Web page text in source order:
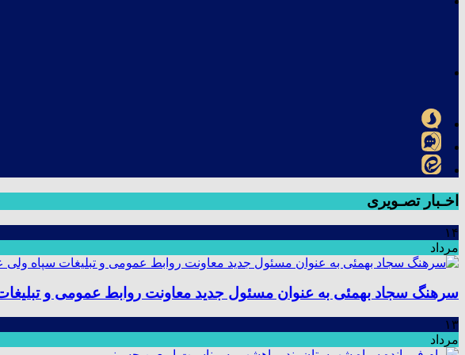
اخـبار تصـویری
۱۴
مرداد
سرهنگ سجاد بهمئی به عنوان مسئول جدید معاونت روابط عمومی و
۱۳
مرداد